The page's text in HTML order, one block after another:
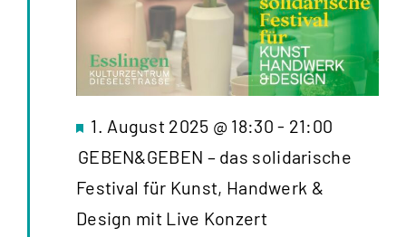
Hervorgehoben
1. August 2025 @ 18:30 - 21:00
GEBEN&GEBEN – das solidarische
Festival für Kunst, Handwerk &
Design mit Live Konzert